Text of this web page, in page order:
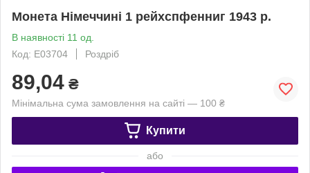
Монета Німеччині 1 рейхспфенниг 1943 р.
В наявності 11 од.
Код: Е03704
Роздріб
89,04 ₴
Мінімальна сума замовлення на сайті — 100 ₴
Купити
або